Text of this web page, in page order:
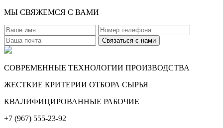
МЫ СВЯЖЕМСЯ С ВАМИ
СОВРЕМЕННЫЕ ТЕХНОЛОГИИ ПРОИЗВОДСТВА
ЖЕСТКИЕ КРИТЕРИИ ОТБОРА СЫРЬЯ
КВАЛИФИЦИРОВАННЫЕ РАБОЧИЕ
+7 (967) 555-23-92